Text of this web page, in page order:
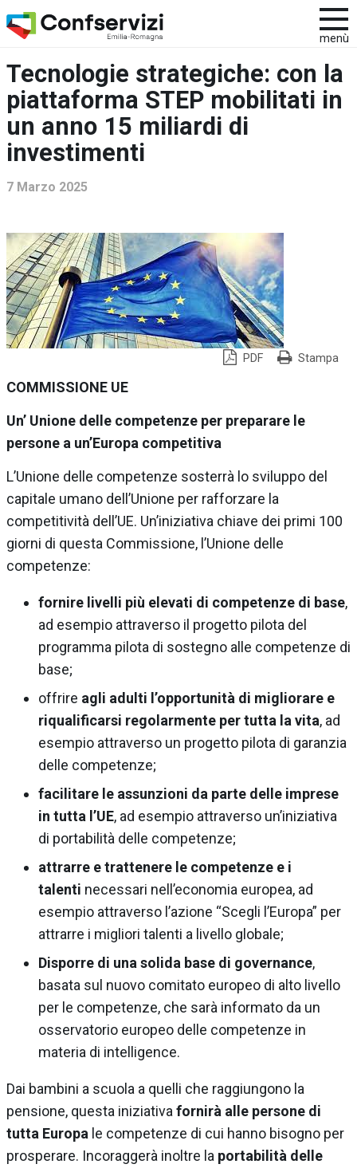
menù
Tecnologie strategiche: con la
piattaforma STEP mobilitati in
un anno 15 miliardi di
investimenti
7 Marzo 2025
PDF Stampa
COMMISSIONE UE
Un’ Unione delle competenze per preparare le
persone a un’Europa competitiva
L’Unione delle competenze sosterrà lo sviluppo del
capitale umano dell’Unione per rafforzare la
competitività dell’UE. Un’iniziativa chiave dei primi 100
giorni di questa Commissione, l’Unione delle
competenze:
fornire livelli più elevati di competenze di base,
ad esempio attraverso il progetto pilota del
programma pilota di sostegno alle competenze di
base;
offrire agli adulti l’opportunità di migliorare e
riqualificarsi regolarmente per tutta la vita, ad
esempio attraverso un progetto pilota di garanzia
delle competenze;
facilitare le assunzioni da parte delle imprese
in tutta l’UE, ad esempio attraverso un’iniziativa
di portabilità delle competenze;
attrarre e trattenere le competenze e i
talenti necessari nell’economia europea, ad
esempio attraverso l’azione “Scegli l’Europa” per
attrarre i migliori talenti a livello globale;
Disporre di una solida base di governance,
basata sul nuovo comitato europeo di alto livello
per le competenze, che sarà informato da un
osservatorio europeo delle competenze in
materia di intelligence.
Dai bambini a scuola a quelli che raggiungono la
pensione, questa iniziativa fornirà alle persone di
tutta Europa le competenze di cui hanno bisogno per
prosperare. Incoraggerà inoltre la portabilità delle